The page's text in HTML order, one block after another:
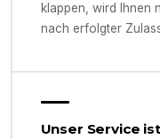
klappen, wird Ihnen
nach erfolgter
Unser Service